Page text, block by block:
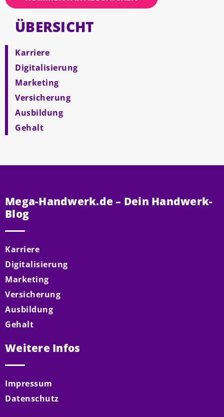
ÜBERSICHT
Karriere
Digitalisierung
Marketing
Versicherung
Ausbildung
Gehalt
Mega-Handwerk.de – Dein Handwerk-
Blog
Karriere
Digitalisierung
Marketing
Versicherung
Ausbildung
Gehalt
Weitere Infos
Impressum
Datenschutz